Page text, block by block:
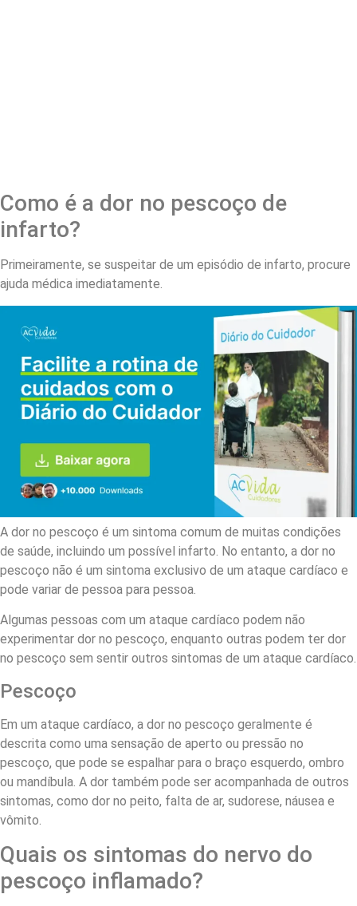
Como é a dor no pescoço de
infarto?
Primeiramente, se suspeitar de um episódio de infarto, procure
ajuda médica imediatamente.
A dor no pescoço é um sintoma comum de muitas condições
de saúde, incluindo um possível infarto. No entanto, a dor no
pescoço não é um sintoma exclusivo de um ataque cardíaco e
pode variar de pessoa para pessoa.
Algumas pessoas com um ataque cardíaco podem não
experimentar dor no pescoço, enquanto outras podem ter dor
no pescoço sem sentir outros sintomas de um ataque cardíaco.
Pescoço
Em um ataque cardíaco, a dor no pescoço geralmente é
descrita como uma sensação de aperto ou pressão no
pescoço, que pode se espalhar para o braço esquerdo, ombro
ou mandíbula. A dor também pode ser acompanhada de outros
sintomas, como dor no peito, falta de ar, sudorese, náusea e
vômito.
Quais os sintomas do nervo do
pescoço inflamado?